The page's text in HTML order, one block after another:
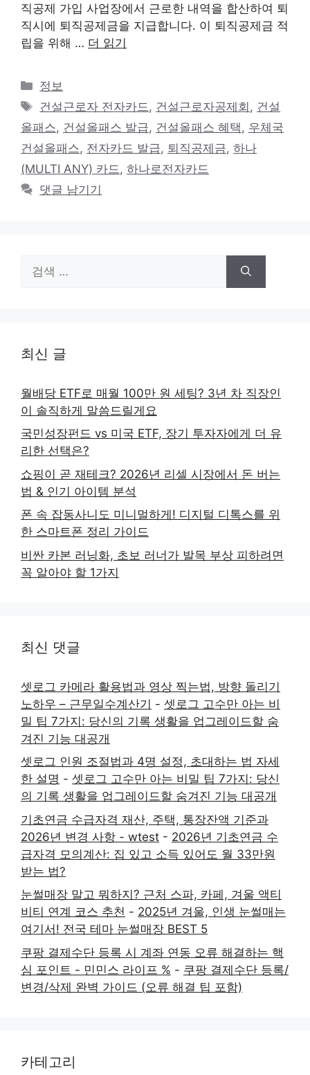
직공제 가입 사업장에서 근로한 내역을 합산하여 퇴
직시에 퇴직공제금을 지급합니다. 이 퇴직공제금 적
립을 위해 … 더 읽기
카
테
리
정보
태
그
건설근로자 전자카드 , 건설근로자공제회 , 건설
올패스, 건설올패스 발급, 건설올패스 혜택 , 우체국
건설올패스, 전자카드 발급, 퇴직공제금, 하나
(MULTI ANY) 카드 , 하나로전자카드
댓글 남기기
색:
최신 글
월배당 ETF로 매월 100만 원 세팅? 3년 차 직장인
이 솔직하게 말씀드릴게요
국민성장펀드 vs 미국 ETF, 장기 투자자에게 더 유
리한 선택은?
쇼핑이 곧 재테크? 2026년 리셀 시장에서 돈 버는
법 & 인기 아이템 분석
폰 속 잡동사니도 미니멀하게! 디지털 디톡스를 위
한 스마트폰 정리 가이드
비싼 카본 러닝화, 초보 러너가 발목 부상 피하려면
꼭 알아야 할 1가지
최신 댓글
셋로그 카메라 활용법과 영상 찍는법, 방향 돌리기
노하우 – 근무일수계산기 - 셋로그 고수만 아는 비
밀 팁 7가지: 당신의 기록 생활을 업그레이드할 숨
겨진 기능 대공개
셋로그 인원 조절법과 4명 설정, 초대하는 법 자세
한 설명 - 셋로그 고수만 아는 비밀 팁 7가지: 당신
의 기록 생활을 업그레이드할 숨겨진 기능 대공개
기초연금 수급자격 재산, 주택, 통장잔액 기준과
2026년 변경 사항 - wtest - 2026년 기초연금 수
급자격 모의계산: 집 있고 소득 있어도 월 33만원
받는 법?
눈썰매장 말고 뭐하지? 근처 스파, 카페, 겨울 액티
비티 연계 코스 추천 - 2025년 겨울, 인생 눈썰매는
여기서! 전국 테마 눈썰매장 BEST 5
쿠팡 결제수단 등록 시 계좌 연동 오류 해결하는 핵
심 포인트 - 민민스 라이프 % - 쿠팡 결제수단 등록/
변경/삭제 완벽 가이드 (오류 해결 팁 포함)
카테고리